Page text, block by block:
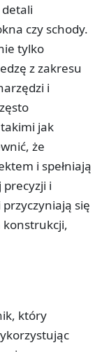
detali
czy schody.
tylko
z zakresu
i
jak
że
i spełniają
i
się
konstrukcji,
który